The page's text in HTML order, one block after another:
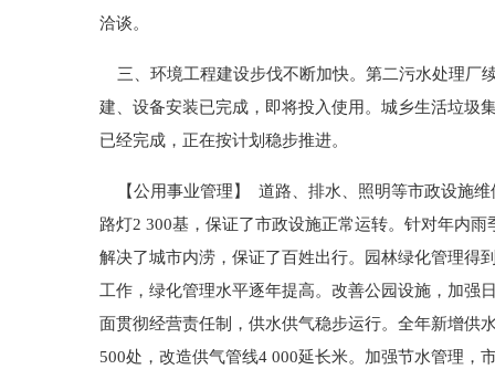
洽谈。
三、环境工程建设步伐不断加快。第二污水处理厂
建、设备安装已完成，即将投入使用。城乡生活垃圾
已经完成，正在按计划稳步推进。
【公用事业管理】 道路、排水、照明等市政设施维
路灯2 300基，保证了市政设施正常运转。针对年内
解决了城市内涝，保证了百姓出行。园林绿化管理得
工作，绿化管理水平逐年提高。改善公园设施，加强
面贯彻经营责任制，供水供气稳步运行。全年新增供
500处，改造供气管线4 000延长米。加强节水管理